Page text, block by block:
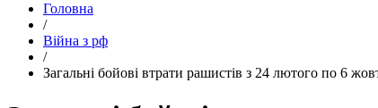
Головна
/
Війна з рф
/
​Загальні бойові втрати рашистів з 24 лютого по 6